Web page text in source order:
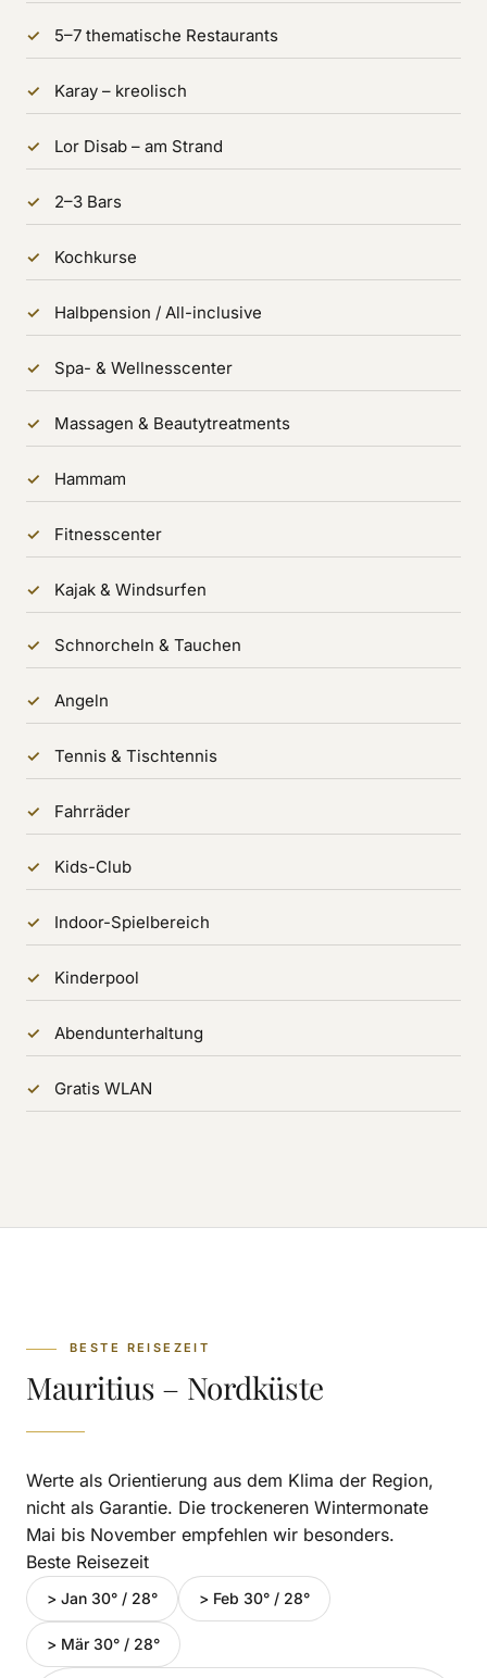
5–7 thematische Restaurants
Karay – kreolisch
Lor Disab – am Strand
2–3 Bars
Kochkurse
Halbpension / All-inclusive
Spa- & Wellnesscenter
Massagen & Beautytreatments
Hammam
Fitnesscenter
Kajak & Windsurfen
Schnorcheln & Tauchen
Angeln
Tennis & Tischtennis
Fahrräder
Kids-Club
Indoor-Spielbereich
Kinderpool
Abendunterhaltung
Gratis WLAN
BESTE REISEZEIT
Mauritius – Nordküste
Werte als Orientierung aus dem Klima der Region,
nicht als Garantie. Die trockeneren Wintermonate
Mai bis November empfehlen wir besonders.
Beste Reisezeit
> Jan 30° / 28° > Feb 30° / 28°
> Mär 30° / 28°